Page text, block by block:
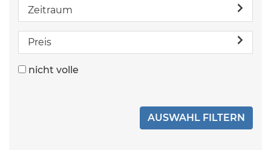
Zeitraum
Preis
nicht volle